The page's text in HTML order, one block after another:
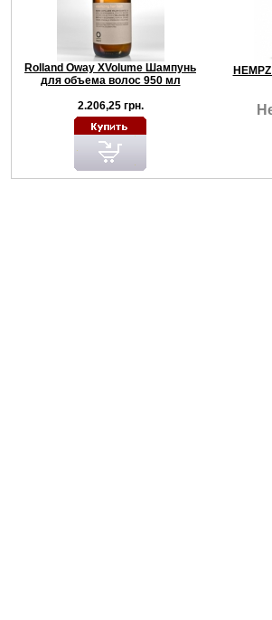
Rolland Oway XVolume Шампунь
для объема волос 950 мл
2.206,25 грн.